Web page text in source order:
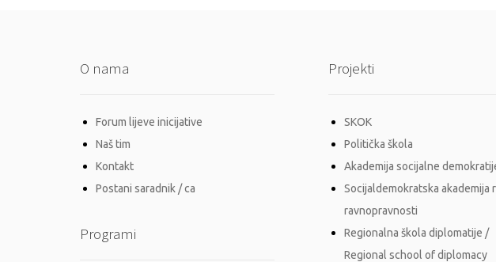
O nama
Forum lijeve inicijative
Naš tim
Kontakt
Postani saradnik / ca
Programi
Projekti
SKOK
Politička škola
Akademija socijalne
Socijaldemokratska akademija
ravnopravnosti
Regionalna škola diplomatije /
Regional school of diplomacy